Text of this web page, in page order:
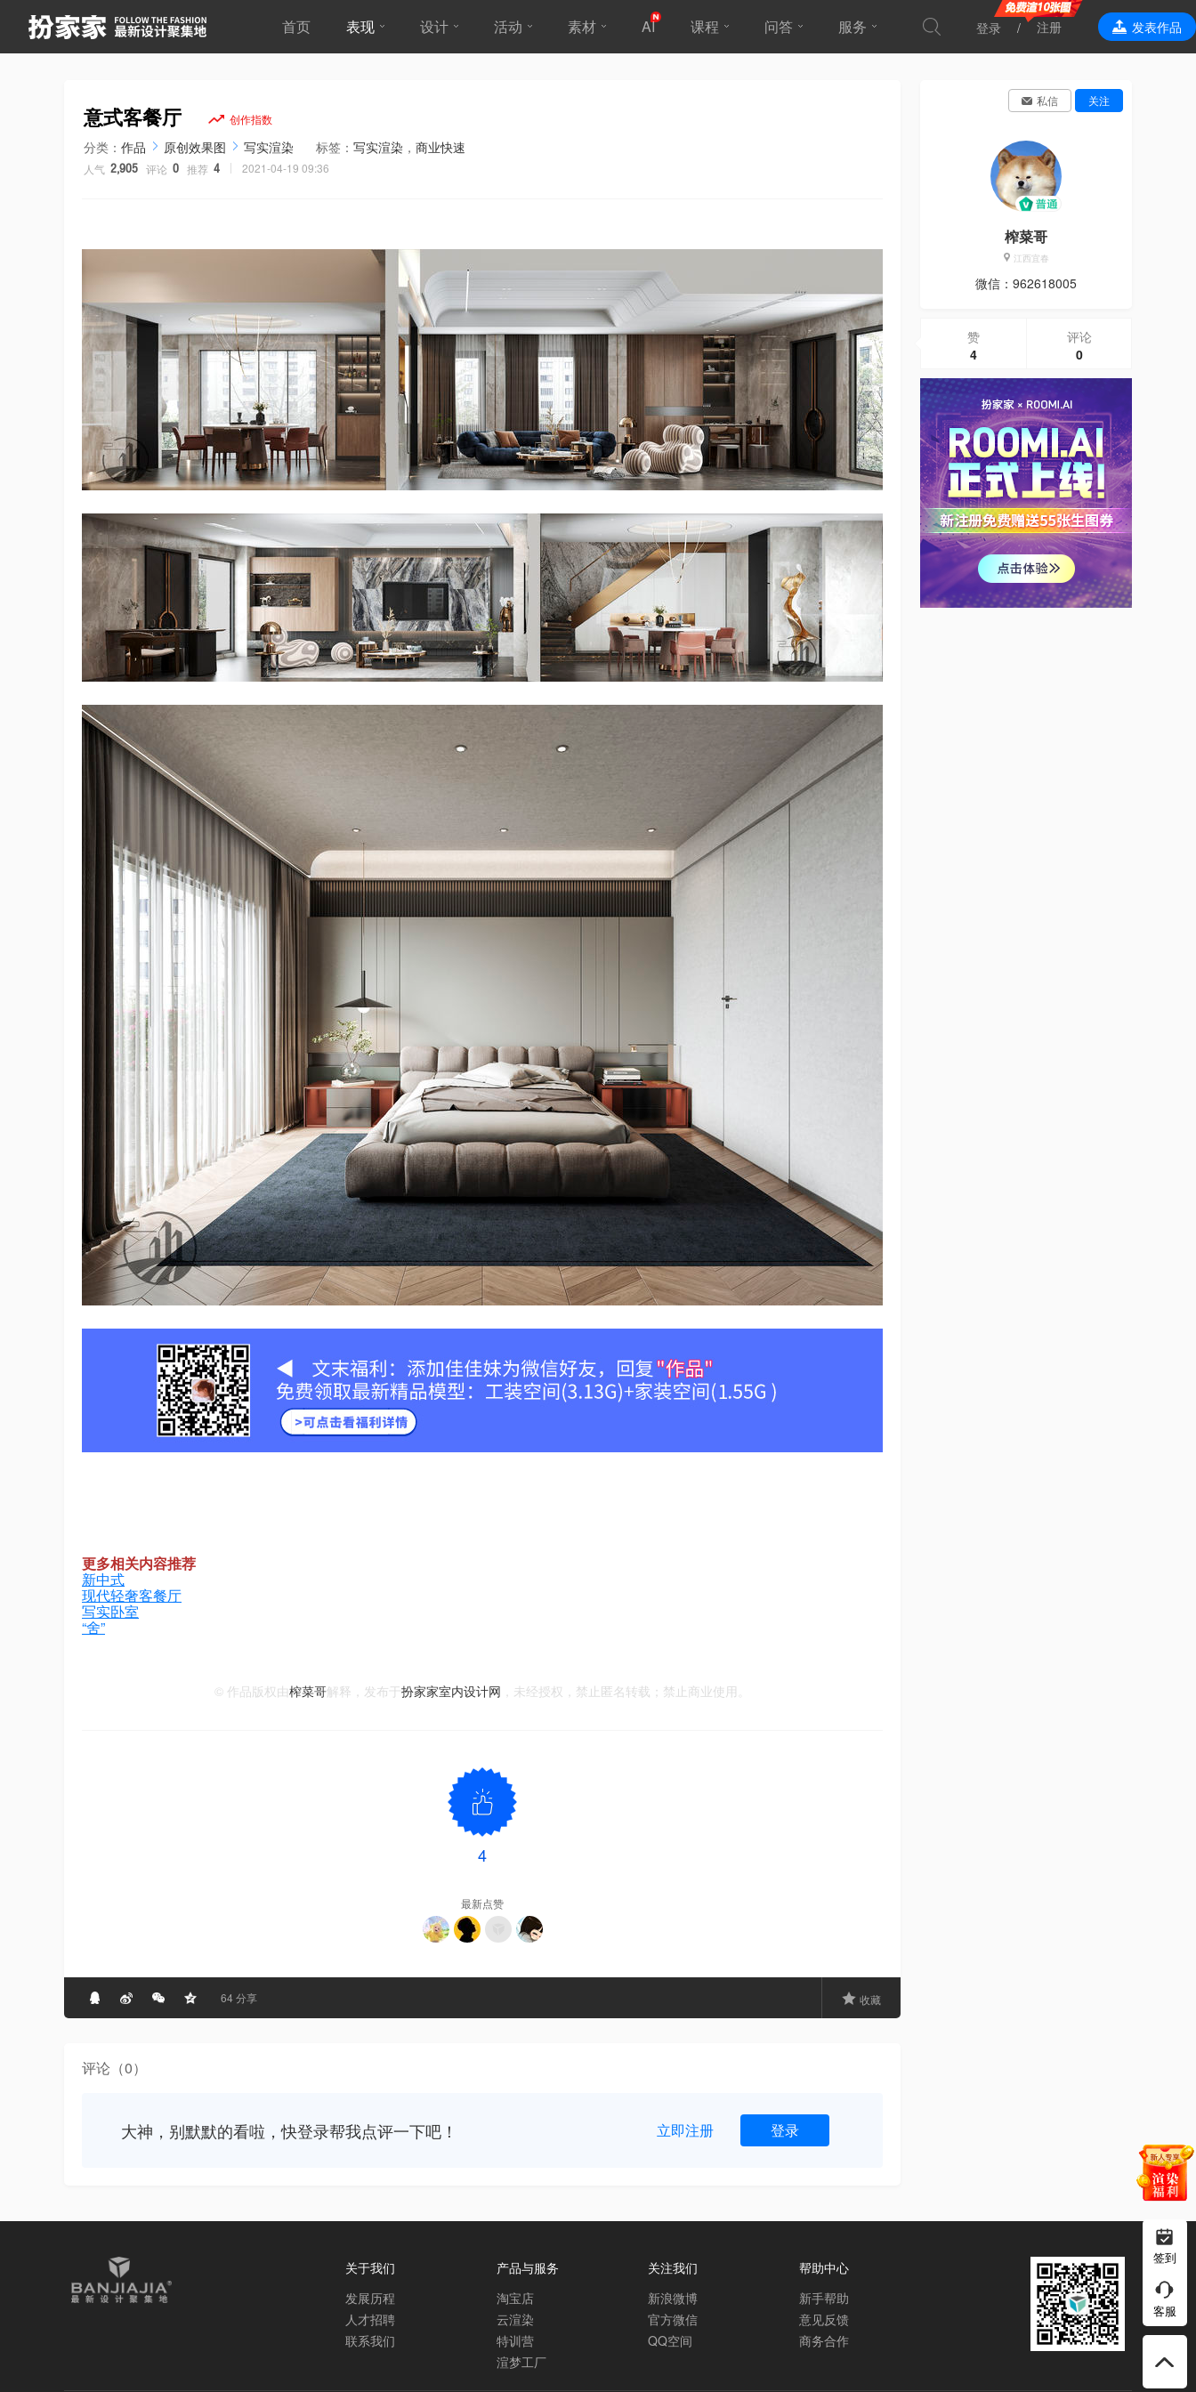
首页 表现 设计 活动 素材 AI 课程 问答 服务
效果表现
登录 注册 发表作品
意式客餐厅
分类： 作品 原创效果图 写实渲染 标签： 写实渲染 ， 商业快速
人气 2,905 评论 0 推荐 4 2021-04-19 09:36
更多相关内容推荐
新中式
现代轻奢客餐厅
写实卧室
“舍”
© 作品版权由榨菜哥解释，发布于扮家家室内设计网 ，未经授权，禁止匿名转载；禁止商业使用。
4
最新点赞
64 分享 收藏
评论（0）
大神，别默默的看啦，快登录帮我点评一下吧！ 立即注册 登录
私信 关注
榨菜哥
江西宜春
微信：962618005
赞
4
评论
0
关于我们
发展历程
人才招聘
联系我们
产品与服务
淘宝店
云渲染
特训营
渲梦工厂
关注我们
新浪微博
官方微信
QQ空间
帮助中心
新手帮助
意见反馈
商务合作
签到
客服